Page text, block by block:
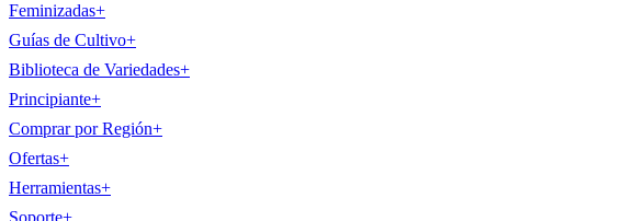
Feminizadas+
Guías de Cultivo+
Biblioteca de Variedades+
Principiante+
Comprar por Región+
Ofertas+
Herramientas+
Soporte+